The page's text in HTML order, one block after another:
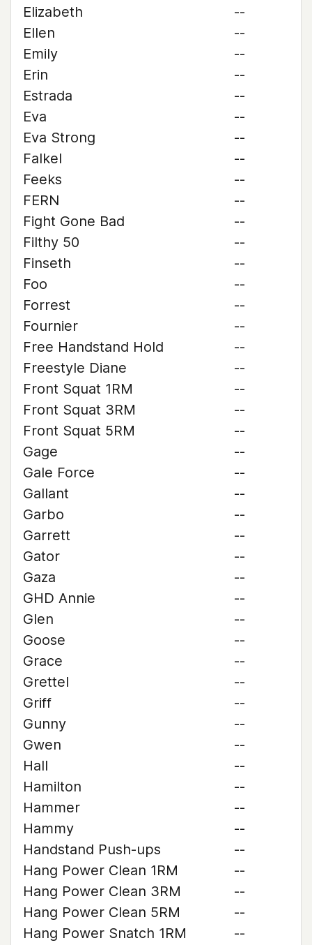
Elizabeth
--
Ellen
--
Emily
--
Erin
--
Estrada
--
Eva
--
Eva Strong
--
Falkel
--
Feeks
--
FERN
--
Fight Gone Bad
--
Filthy 50
--
Finseth
--
Foo
--
Forrest
--
Fournier
--
Free Handstand Hold
--
Freestyle Diane
--
Front Squat 1RM
--
Front Squat 3RM
--
Front Squat 5RM
--
Gage
--
Gale Force
--
Gallant
--
Garbo
--
Garrett
--
Gator
--
Gaza
--
GHD Annie
--
Glen
--
Goose
--
Grace
--
Grettel
--
Griff
--
Gunny
--
Gwen
--
Hall
--
Hamilton
--
Hammer
--
Hammy
--
Handstand Push-ups
--
Hang Power Clean 1RM
--
Hang Power Clean 3RM
--
Hang Power Clean 5RM
--
Hang Power Snatch 1RM
--